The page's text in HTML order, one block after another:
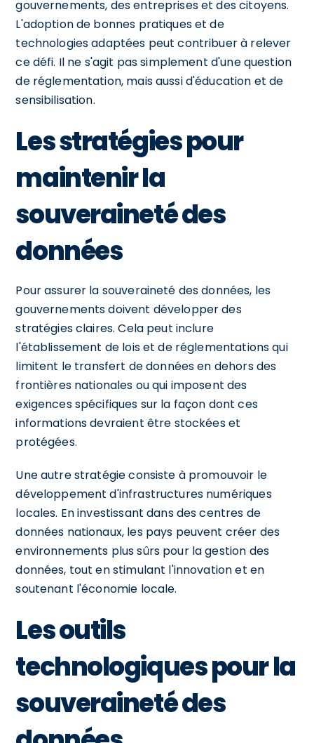
gouvernements, des entreprises et des citoyens.
L'adoption de bonnes pratiques et de
technologies adaptées peut contribuer à relever
ce défi. Il ne s'agit pas simplement d'une question
de réglementation, mais aussi d'éducation et de
sensibilisation.
Les stratégies pour
maintenir la
souveraineté des
données
Pour assurer la souveraineté des données, les
gouvernements doivent développer des
stratégies claires. Cela peut inclure
l'établissement de lois et de réglementations qui
limitent le transfert de données en dehors des
frontières nationales ou qui imposent des
exigences spécifiques sur la façon dont ces
informations devraient être stockées et
protégées.
Une autre stratégie consiste à promouvoir le
développement d'infrastructures numériques
locales. En investissant dans des centres de
données nationaux, les pays peuvent créer des
environnements plus sûrs pour la gestion des
données, tout en stimulant l'innovation et en
soutenant l'économie locale.
Les outils
technologiques pour la
souveraineté des